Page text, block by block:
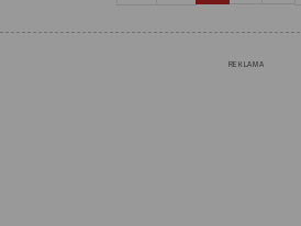
REKLAMA